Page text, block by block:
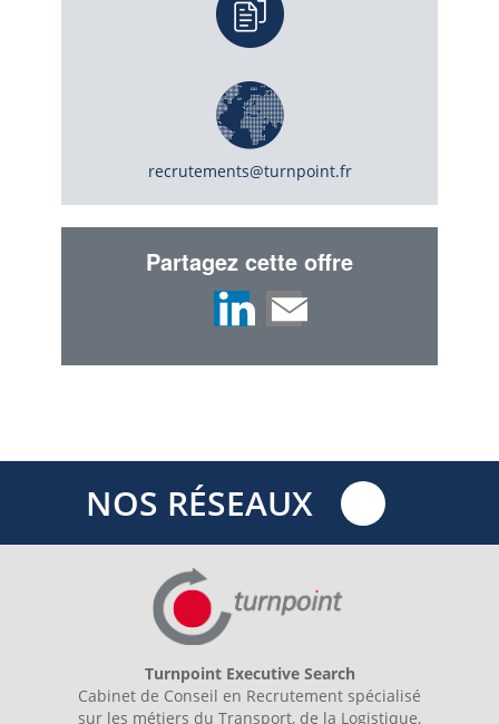
recrutements@turnpoint.fr
Partagez cette offre
NOS RÉSEAUX
Turnpoint Executive Search
Cabinet de Conseil en Recrutement spécialisé
sur les métiers du Transport, de la Logistique,